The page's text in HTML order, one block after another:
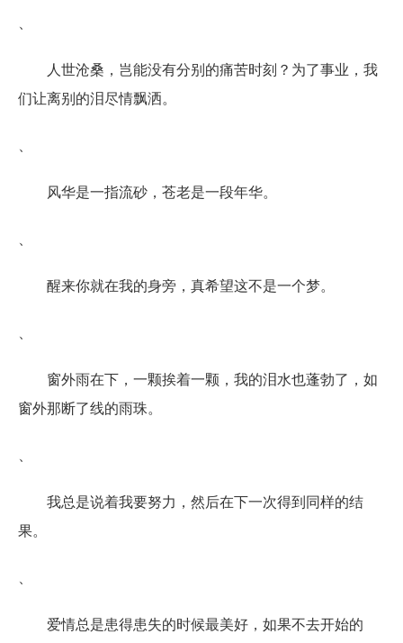
人世沧桑，岂能没有分别的痛苦时刻？为了事业，我
们让离别的泪尽情飘洒。
风华是一指流砂，苍老是一段年华。
醒来你就在我的身旁，真希望这不是一个梦。
窗外雨在下，一颗挨着一颗，我的泪水也蓬勃了，如
窗外那断了线的雨珠。
我总是说着我要努力，然后在下一次得到同样的结
果。
爱情总是患得患失的时候最美好，如果不去开始的